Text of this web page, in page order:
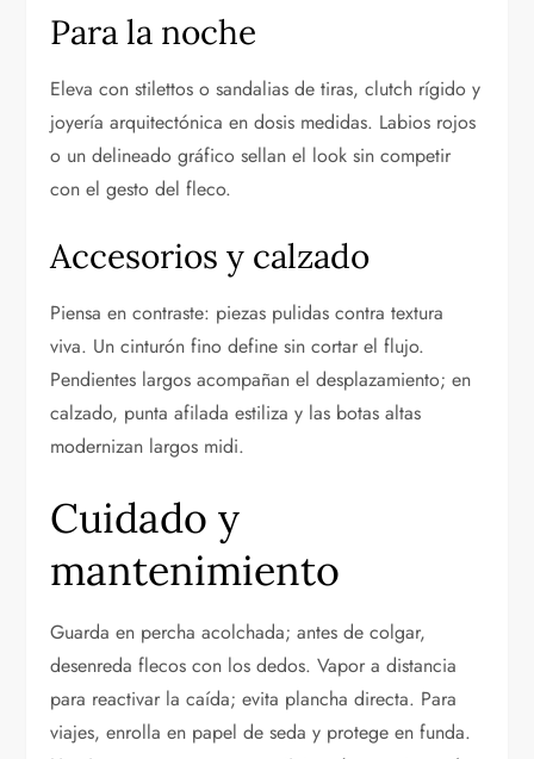
Para la noche
Eleva con stilettos o sandalias de tiras, clutch rígido y
joyería arquitectónica en dosis medidas. Labios rojos
o un delineado gráfico sellan el look sin competir
con el gesto del fleco.
Accesorios y calzado
Piensa en contraste: piezas pulidas contra textura
viva. Un cinturón fino define sin cortar el flujo.
Pendientes largos acompañan el desplazamiento; en
calzado, punta afilada estiliza y las botas altas
modernizan largos midi.
Cuidado y
mantenimiento
Guarda en percha acolchada; antes de colgar,
desenreda flecos con los dedos. Vapor a distancia
para reactivar la caída; evita plancha directa. Para
viajes, enrolla en papel de seda y protege en funda.